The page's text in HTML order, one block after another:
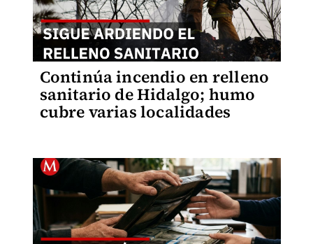
Continúa incendio en relleno
sanitario de Hidalgo; humo
cubre varias localidades